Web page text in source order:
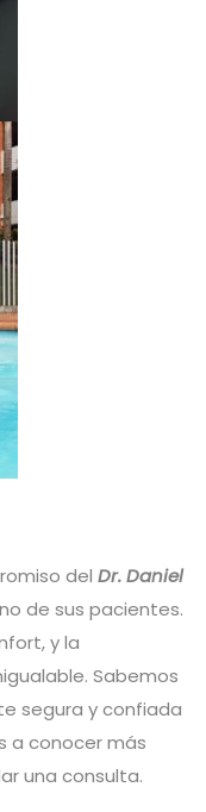
del Dr. Daniel
de sus pacientes.
y la
Sabemos
segura y confiada
a conocer más
una consulta.